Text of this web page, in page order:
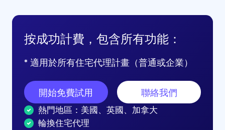
按成功計費，包含所有功能：
* 適用於所有住宅代理計畫（普通或企業）
開始免費試用 聯絡我們
熱門地區：美國、英國、加拿大
輪換住宅代理